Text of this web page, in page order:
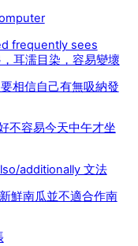
frequently sees
耳濡目染，容易變壞
相信自己有無吸納發
不容易今天中午才坐
additionally 文法
鮮南瓜並不適合作南